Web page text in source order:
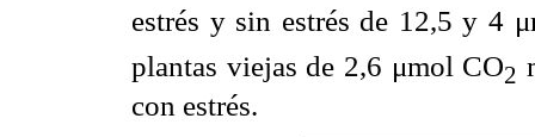
estrés y sin estrés de 12,5 y 4
plantas viejas de 2,6 μmol CO2
con estrés.